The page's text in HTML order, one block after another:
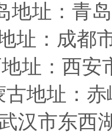
地址 ：青
址 ：成都
地址 ：西
古地址：
汉市东西